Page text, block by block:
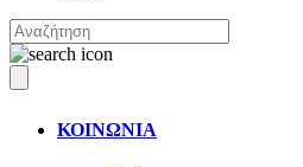
ΚΟΙΝΩΝΙΑ